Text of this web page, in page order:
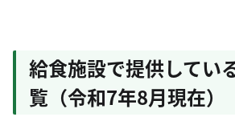
給食施設で提供してい
覧（令和7年8月現在）